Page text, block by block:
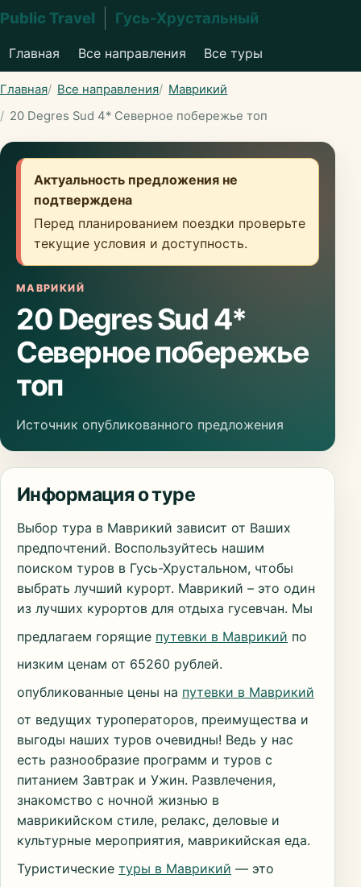
Public Travel Гусь-Хрустальный
Главная Все направления Все туры
Главная Все направления
Маврикий
20 Degres Sud 4* Северное побережье топ
Актуальность предложения не
подтверждена
Перед планированием поездки проверьте
текущие условия и доступность.
МАВРИКИЙ
20 Degres Sud 4*
Северное побережье
топ
Источник опубликованного предложения
Информация о туре
Выбор тура в Маврикий зависит от Ваших
предпочтений. Воспользуйтесь нашим
поиском туров в Гусь-Хрустальном, чтобы
выбрать лучший курорт. Маврикий – это один
из лучших курортов для отдыха гусевчан. Мы
предлагаем горящие путевки в Маврикий по
низким ценам от 65260 рублей.
опубликованные цены на путевки в Маврикий
от ведущих туроператоров, преимущества и
выгоды наших туров очевидны! Ведь у нас
есть разнообразие программ и туров с
питанием Завтрак и Ужин. Развлечения,
знакомство с ночной жизнью в
маврикийском стиле, релакс, деловые и
культурные мероприятия, маврикийская еда.
Туристические туры в Маврикий — это